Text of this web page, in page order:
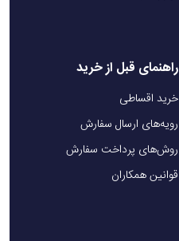
راهنمای قبل از خرید
خرید اقساطی
رویه‌های ارسال سفارش
روش‌های پرداخت سفارش
قوانین همکاران